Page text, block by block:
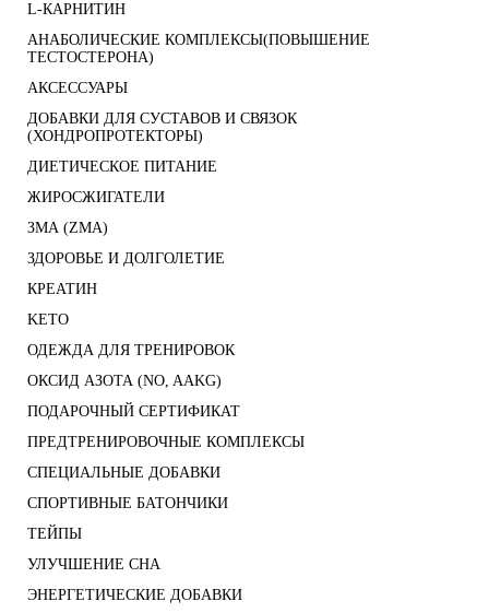
L-КАРНИТИН
АНАБОЛИЧЕСКИЕ КОМПЛЕКСЫ(ПОВЫШЕНИЕ
ТЕСТОСТЕРОНА)
АКСЕССУАРЫ
ДОБАВКИ ДЛЯ СУСТАВОВ И СВЯЗОК
(ХОНДРОПРОТЕКТОРЫ)
ДИЕТИЧЕСКОЕ ПИТАНИЕ
ЖИРОСЖИГАТЕЛИ
ЗМА (ZMA)
ЗДОРОВЬЕ И ДОЛГОЛЕТИЕ
КРЕАТИН
KETO
ОДЕЖДА ДЛЯ ТРЕНИРОВОК
ОКСИД АЗОТА (NO, AAKG)
ПОДАРОЧНЫЙ СЕРТИФИКАТ
ПРЕДТРЕНИРОВОЧНЫЕ КОМПЛЕКСЫ
СПЕЦИАЛЬНЫЕ ДОБАВКИ
СПОРТИВНЫЕ БАТОНЧИКИ
ТЕЙПЫ
УЛУЧШЕНИЕ СНА
ЭНЕРГЕТИЧЕСКИЕ ДОБАВКИ